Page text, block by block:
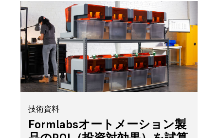
技術資料
Formlabsオートメーション製